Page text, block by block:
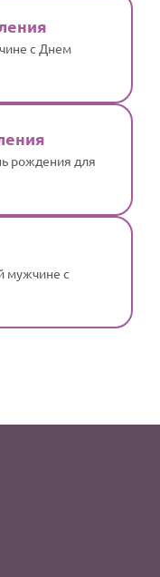
с Днем
рождения для
мужчине с